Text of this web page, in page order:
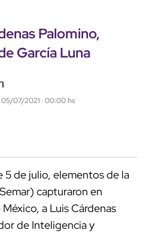
Palomino,
García Luna
05/07/2021 · 00:00 hs
5 de julio, elementos de la
capturaron en
a Luis Cárdenas
de Inteligencia y